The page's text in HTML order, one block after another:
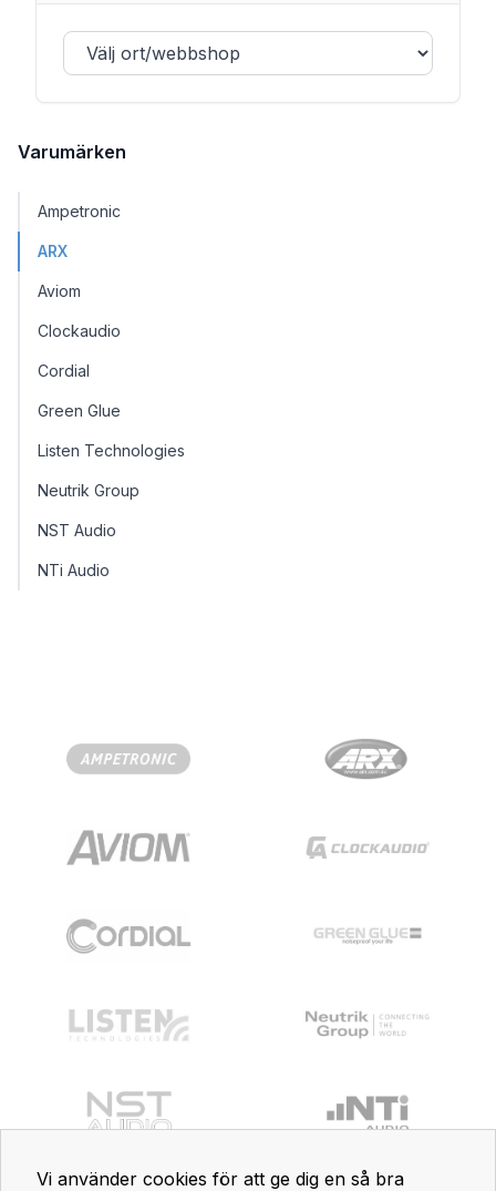
Varumärken
Ampetronic
ARX
Aviom
Clockaudio
Cordial
Green Glue
Listen Technologies
Neutrik Group
NST Audio
NTi Audio
Vi använder cookies för att ge dig en så bra